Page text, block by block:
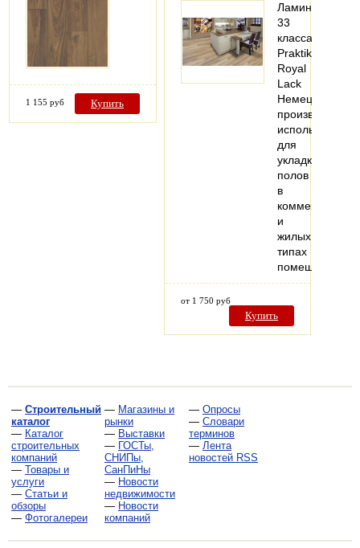
1 155 руб Купить
Ламинат
33
класса
Praktik
Royal
Lack
Немецкого
производства
используется
для
укладки
полов
в
коммерческих
и
жилых
типах
помещений.
от 1 750 руб
Купить
— Строительный
каталог
— Каталог
строительных
компаний
— Товары и
услуги
— Статьи и
обзоры
— Фотогалереи
— Магазины и
рынки
— Выставки
— ГОСТы,
СНИПы,
СанПиНы
— Новости
недвижимости
— Новости
компаний
— Опросы
— Словари
терминов
— Лента
новостей RSS